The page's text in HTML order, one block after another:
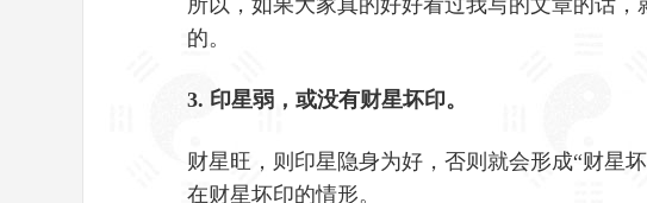
所以，如果大家真的好好看过我写的文章的话
的。
3. 印星弱，或没有财星坏印。
财星旺，则印星隐身为好，否则就会形成“财星
在财星坏印的情形。